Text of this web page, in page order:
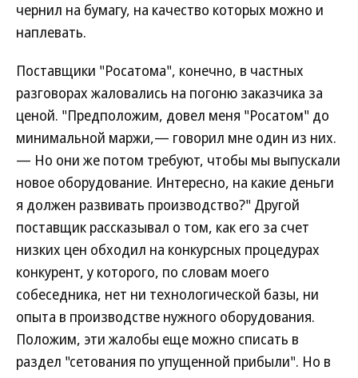
чернил на бумагу, на качество которых можно и
наплевать.
Поставщики "Росатома", конечно, в частных
разговорах жаловались на погоню заказчика за
ценой. "Предположим, довел меня "Росатом" до
минимальной маржи,— говорил мне один из них.
— Но они же потом требуют, чтобы мы выпускали
новое оборудование. Интересно, на какие деньги
я должен развивать производство?" Другой
поставщик рассказывал о том, как его за счет
низких цен обходил на конкурсных процедурах
конкурент, у которого, по словам моего
собеседника, нет ни технологической базы, ни
опыта в производстве нужного оборудования.
Положим, эти жалобы еще можно списать в
раздел "сетования по упущенной прибыли". Но в